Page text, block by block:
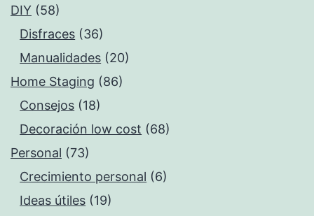
DIY (58)
Disfraces (36)
Manualidades (20)
Home Staging (86)
Consejos (18)
Decoración low cost (68)
Personal (73)
Crecimiento personal (6)
Ideas útiles (19)